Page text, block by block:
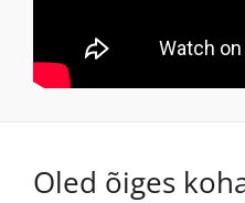
Oled õiges